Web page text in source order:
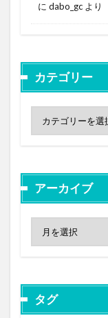
に dabo_gc より
カテゴリー
アーカイブ
タグ